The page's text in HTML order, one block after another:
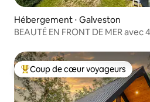
Hébergement ⋅ Galveston
BEAUTÉ EN FRONT DE MER avec
Coups de cœur voyageurs les
Coup de cœur voyageurs